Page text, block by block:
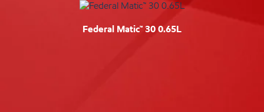
Federal Matic™ 30 0.65L